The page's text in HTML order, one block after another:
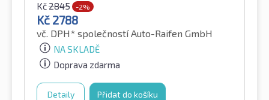
Kč2845 -2%
Kč 2788
vč. DPH* společností Auto-Raifen GmbH
NA SKLADĚ
Doprava zdarma
Detaily Přidat do košíku